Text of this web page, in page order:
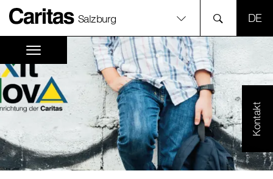
Salzburg
Kontakt